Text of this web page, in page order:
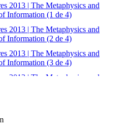
2013 | The Metaphysics and
Information (1 de 4)
2013 | The Metaphysics and
Information (2 de 4)
2013 | The Metaphysics and
Information (3 de 4)
2013 | The Metaphysics and
2013 | Millian Modes of